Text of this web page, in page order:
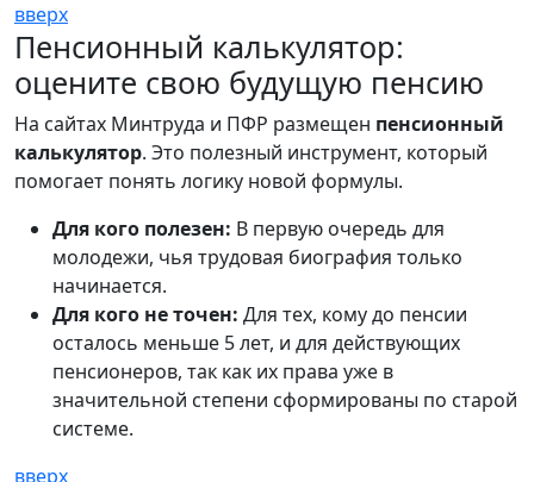
вверх
Пенсионный калькулятор:
оцените свою будущую пенсию
На сайтах Минтруда и ПФР размещен пенсионный
калькулятор. Это полезный инструмент, который
помогает понять логику новой формулы.
Для кого полезен: В первую очередь для
молодежи, чья трудовая биография только
начинается.
Для кого не точен: Для тех, кому до пенсии
осталось меньше 5 лет, и для действующих
пенсионеров, так как их права уже в
значительной степени сформированы по старой
системе.
вверх